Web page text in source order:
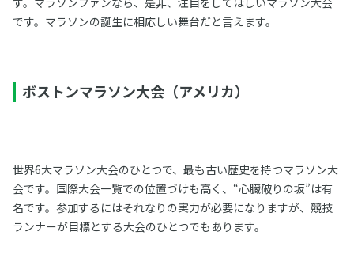
です。マラソンの誕生に相応しい舞台だと言えます。
ボストンマラソン大会（アメリカ）
世界6大マラソン大会のひとつで、最も古い歴史を持つマラソン大
会です。国際大会一覧での位置づけも高く、“心臓破りの坂”は有
名です。参加するにはそれなりの実力が必要になりますが、競技
ランナーが目標とする大会のひとつでもあります。